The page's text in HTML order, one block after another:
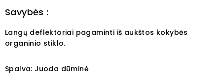
Savybės :
Langų deflektoriai pagaminti iš aukštos kokybės
organinio stiklo.
Spalva: Juoda dūminė